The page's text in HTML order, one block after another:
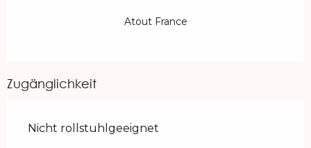
Atout France
Zugänglichkeit
Nicht rollstuhlgeeignet